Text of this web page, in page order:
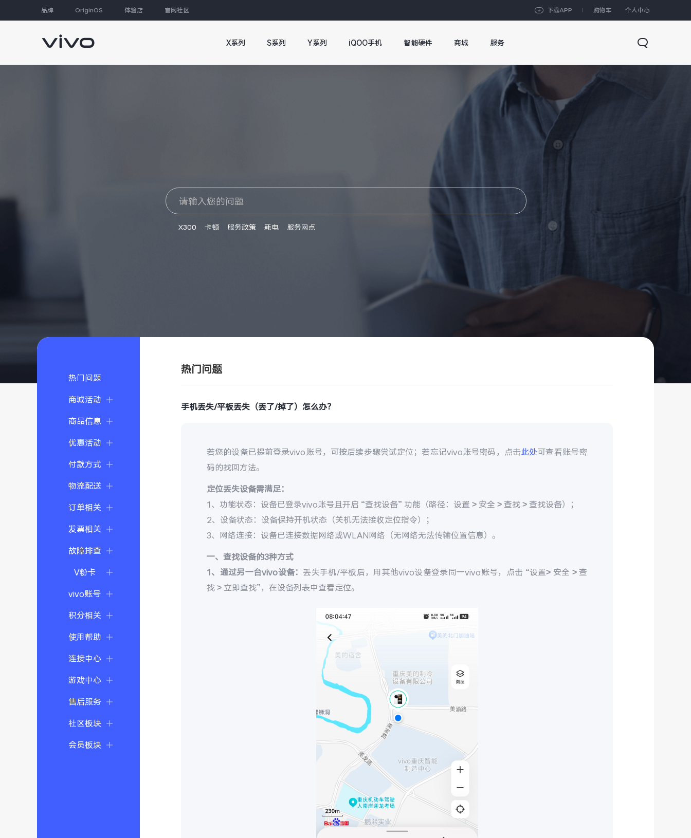
品牌 OriginOS 体验店 官网社区 下载APP 购物车 个人中心
X系列 S系列 Y系列 iQOO手机 智能硬件 商城 服务
X300 卡顿 服务政策 耗电 服务网点
热门问题
商城活动
商品信息
优惠活动
付款方式
物流配送
订单相关
发票相关
故障排查
V粉卡
vivo账号
积分相关
使用帮助
连接中心
游戏中心
售后服务
社区板块
会员板块
热门问题
手机丢失/平板丢失（丢了/掉了）怎么办？
若您的设备已提前登录vivo账号，可按后续步骤尝试定位；若忘记vivo账号密码，点击此处可查看账号密
码的找回方法。
定位丢失设备需满足：
1、功能状态：设备已登录vivo账号且开启 “查找设备” 功能（路径：设置 > 安全 > 查找 > 查找设备）；
2、设备状态：设备保持开机状态（关机无法接收定位指令）；
3、网络连接：设备已连接数据网络或WLAN网络（无网络无法传输位置信息）。
一、查找设备的3种方式
1、通过另一台vivo设备： 丢失手机/平板后，用其他vivo设备登录同一vivo账号，点击 “设置> 安全 > 查
找 > 立即查找”，在设备列表中查看定位。